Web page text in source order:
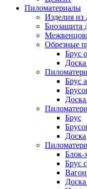
Пиломатериалы
Изделия
Биозащита
Обрезные
Брус
Доска
Брус
Брус
Доска
Блок-
Брус
Доска